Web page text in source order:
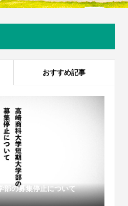
おすすめ記事
部の募集停止について